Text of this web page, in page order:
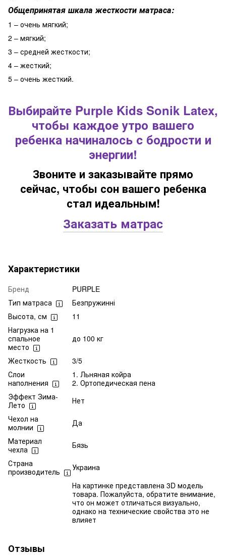
Общепринятая шкала жесткости матраса:
1 – очень мягкий;
2 – мягкий;
3 – средней жесткости;
4 – жесткий;
5 – очень жесткий.
Выбирайте Purple Kids Sonik Latex,
чтобы каждое утро вашего
ребенка начиналось с бодрости и
энергии!
Звоните и заказывайте прямо
сейчас, чтобы сон вашего ребенка
стал идеальным!
Заказать матрас
Характеристики
Бренд
PURPLE
Тип матраса
Безпружинні
Высота, см
11
Нагрузка на 1
спальное
место
до 100 кг
Жесткость
3/5
Слои
наполнения
1. Льняная койра
2. Ортопедическая пена
Эффект Зима-
Лето
Нет
Чехол на
молнии
Да
Материал
чехла
Бязь
Страна
производитель
Украина
На картинке представлена 3D модель
товара. Пожалуйста, обратите внимание,
что он может отличаться визуально,
однако на технические свойства это не
влияет
Отзывы